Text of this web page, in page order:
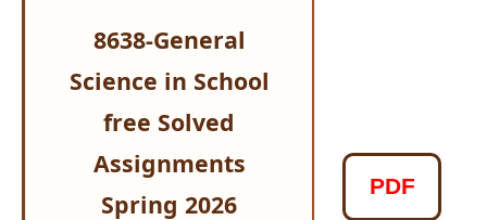
8638-General
Science in School
free Solved
Assignments
Spring 2026
PDF